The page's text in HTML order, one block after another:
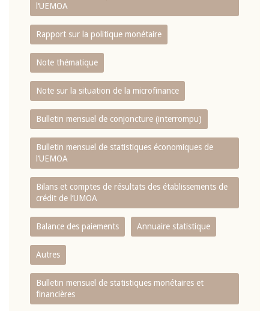
l‘UEMOA
Rapport sur la politique monétaire
Note thématique
Note sur la situation de la microfinance
Bulletin mensuel de conjoncture (interrompu)
Bulletin mensuel de statistiques économiques de
l‘UEMOA
Bilans et comptes de résultats des établissements de
crédit de l‘UMOA
Balance des paiements Annuaire statistique
Autres
Bulletin mensuel de statistiques monétaires et
financières